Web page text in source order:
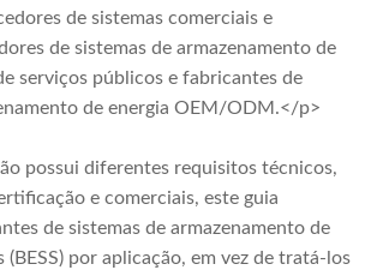
de sistemas comerciais e
de sistemas de armazenamento de
serviços públicos e fabricantes de
de energia OEM/ODM.</p>
possui diferentes requisitos técnicos,
e comerciais, este guia
de sistemas de armazenamento de
(BESS) por aplicação, em vez de tratá-los